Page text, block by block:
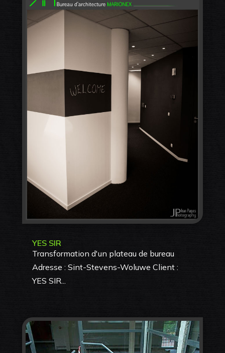
YES SIR
Transformation d'un plateau de bureau
Adresse : Sint-Stevens-Woluwe Client :
YES SIR...